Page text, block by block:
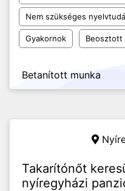
Nem szükséges
Gyakornok Beosztott
Betanított munka
Takarítónőt
nyíregyházi